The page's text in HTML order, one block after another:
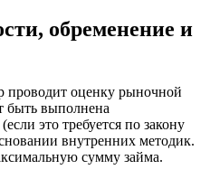
обременение и
проводит оценку рыночной
быть выполнена
это требуется по закону
внутренних методик.
сумму займа.